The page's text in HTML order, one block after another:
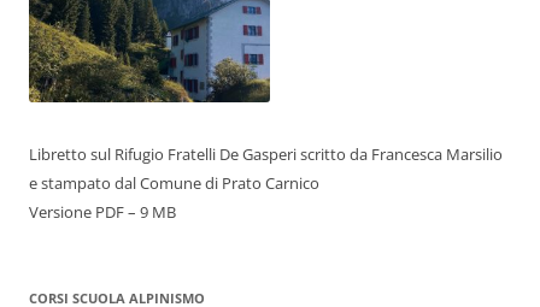
Libretto sul Rifugio Fratelli De Gasperi scritto da Francesca Marsilio
e stampato dal Comune di Prato Carnico
Versione PDF – 9 MB
CORSI SCUOLA ALPINISMO